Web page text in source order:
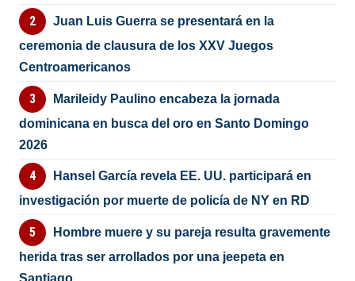
Juan Luis Guerra se presentará en la
ceremonia de clausura de los XXV Juegos
Centroamericanos
Marileidy Paulino encabeza la jornada
dominicana en busca del oro en Santo Domingo
2026
Hansel García revela EE. UU. participará en
investigación por muerte de policía de NY en RD
Hombre muere y su pareja resulta gravemente
herida tras ser arrollados por una jeepeta en
Santiago